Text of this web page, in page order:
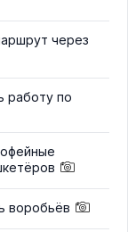
через
работу по
воробьёв